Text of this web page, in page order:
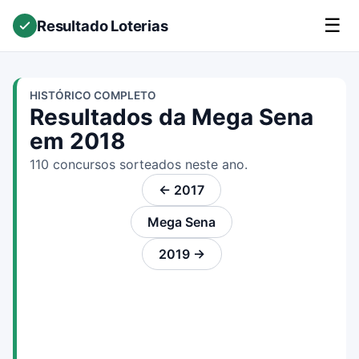
Resultado Loterias ☰
HISTÓRICO COMPLETO
Resultados da Mega Sena
em 2018
110 concursos sorteados neste ano.
← 2017
Mega Sena
2019 →